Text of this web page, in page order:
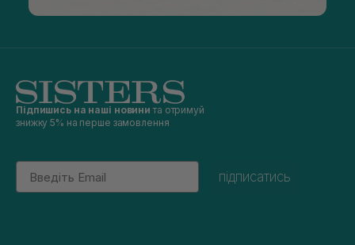
Підпишись на наші новини та отримуй
знижку 5% на перше замовлення
Email
підписатись